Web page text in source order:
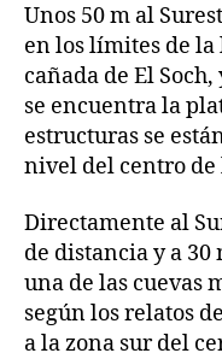
Unos 50 m al
en los límites de
cañada de El
se encuentra la
estructuras se
nivel del centro de
Directamente al
de distancia y a
una de las cuevas
según los relatos
a la zona sur del